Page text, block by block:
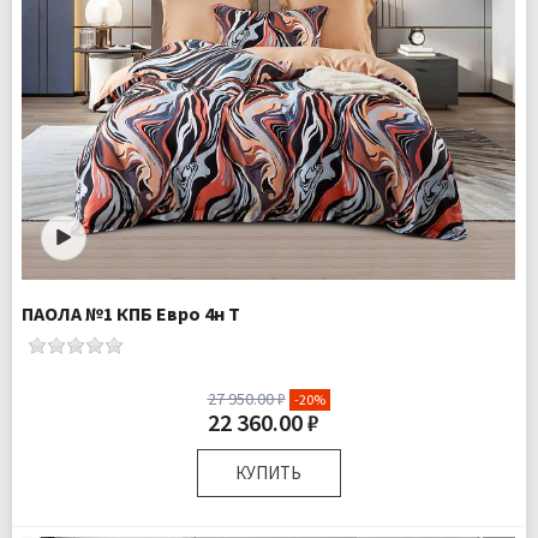
ПАОЛА №1 КПБ Евро 4н Т
27 950.00 ₽ -20%
22 360.00 ₽
КУПИТЬ